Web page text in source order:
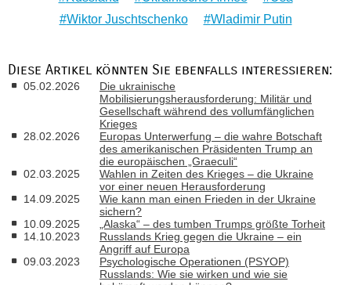
Wiktor Juschtschenko
Wladimir Putin
Diese Artikel könnten Sie ebenfalls interessieren:
05.02.2026
Die ukrainische
Mobilisierungsherausforderung: Militär und
Gesellschaft während des vollumfänglichen
Krieges
28.02.2026
Europas Unterwerfung – die wahre Botschaft
des amerikanischen Präsidenten Trump an
die europäischen „Graeculi“
02.03.2025
Wahlen in Zeiten des Krieges – die Ukraine
vor einer neuen Herausforderung
14.09.2025
Wie kann man einen Frieden in der Ukraine
sichern?
10.09.2025
„Alaska“ – des tumben Trumps größte Torheit
14.10.2023
Russlands Krieg gegen die Ukraine – ein
Angriff auf Europa
09.03.2023
Psychologische Operationen (PSYOP)
Russlands: Wie sie wirken und wie sie